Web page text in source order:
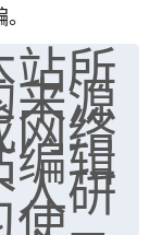
站所
来源
网络
编辑
人研
使
说她就要死要活
我推荐的慧来老
来，法事一个个
望她能考多好的
身体心理都健健